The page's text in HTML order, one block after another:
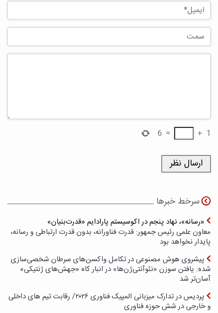
1
+
=
6
سرخط خبرها
«رسانه»، نهاد پنجم در اکوسیستم پارادایم «قدرت‌بنیان»
معاون علمی رئیس جمهور: قدرت فناورانه، بدون قدرت ارتباطی و رسانه،
پایدار نخواهد بود
پیشروی هوش مصنوعی در تکامل واکسن‌های سرطان شخصی‌سازی
شده: یافتن سوزن «نئوآنتی‌ژن‌ها» در انبار کاه «جهش‌های ژنتیکی»
آسان‌تر شد
پردیس در تدارک میزبانی المپیک فناوری ۲۰۲۶/ رقابت تیم های داخلی
و خارجی در شش حوزه فناوری